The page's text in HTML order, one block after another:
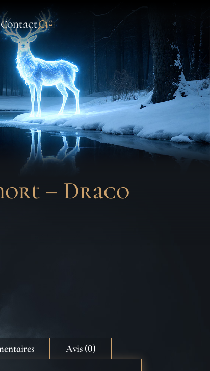
Contact
– Draco
Avis (0)